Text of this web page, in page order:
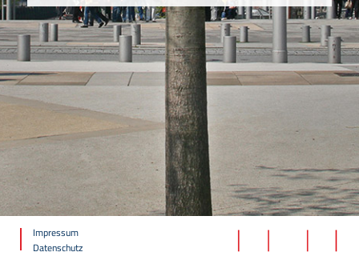
Impressum
Datenschutz